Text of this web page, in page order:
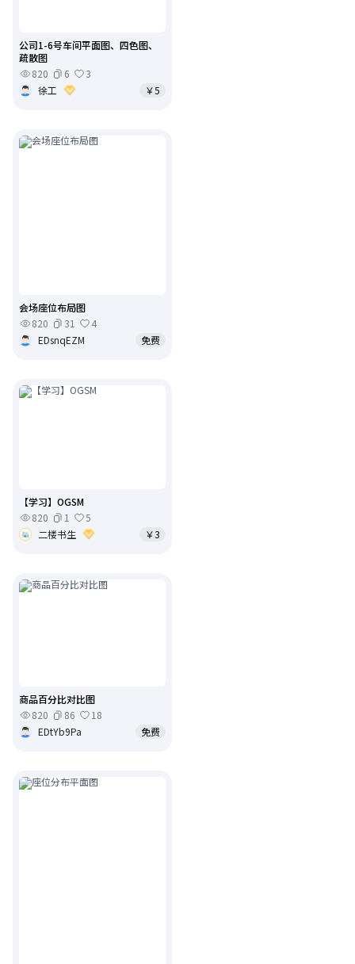
公司1-6号车间平面图、四色图、
疏散图
820
6
3
徐工
￥5
会场座位布局图
820
31
4
EDsnqEZM
免费
【学习】OGSM
820
1
5
二楼书生
￥3
商品百分比对比图
820
86
18
EDtYb9Pa
免费